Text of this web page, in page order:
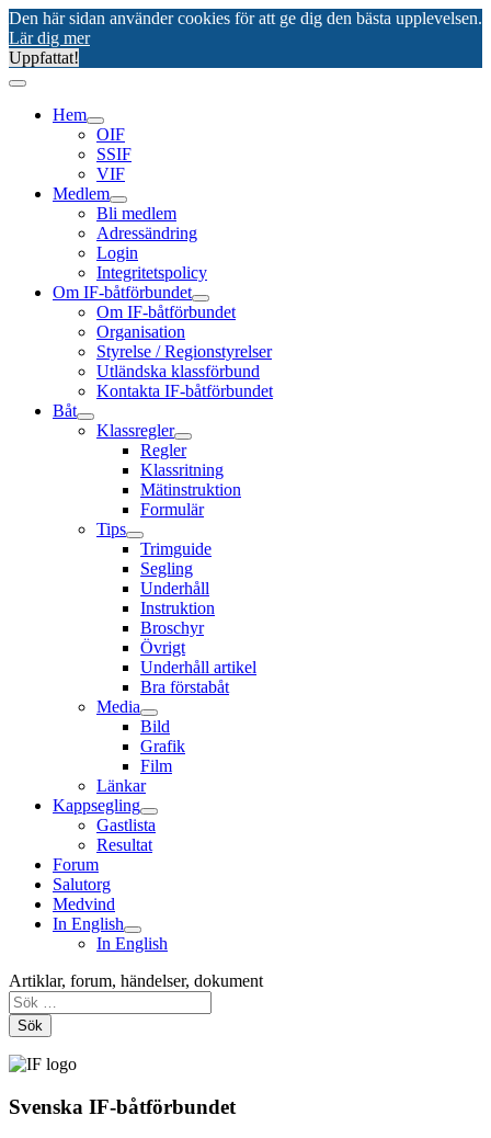
Den här sidan använder cookies för att ge dig den bästa upplevelsen.
Lär dig mer
Uppfattat!
Hem
OIF
SSIF
VIF
Medlem
Bli medlem
Adressändring
Login
Integritetspolicy
Om IF-båtförbundet
Om IF-båtförbundet
Organisation
Styrelse / Regionstyrelser
Utländska klassförbund
Kontakta IF-båtförbundet
Båt
Klassregler
Regler
Klassritning
Mätinstruktion
Formulär
Tips
Trimguide
Segling
Underhåll
Instruktion
Broschyr
Övrigt
Underhåll artikel
Bra förstabåt
Media
Bild
Grafik
Film
Länkar
Kappsegling
Gastlista
Resultat
Forum
Salutorg
Medvind
In English
In English
Artiklar, forum, händelser, dokument
Sök
Svenska IF-båtförbundet